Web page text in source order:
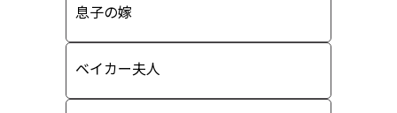
息子の嫁
ベイカー夫人